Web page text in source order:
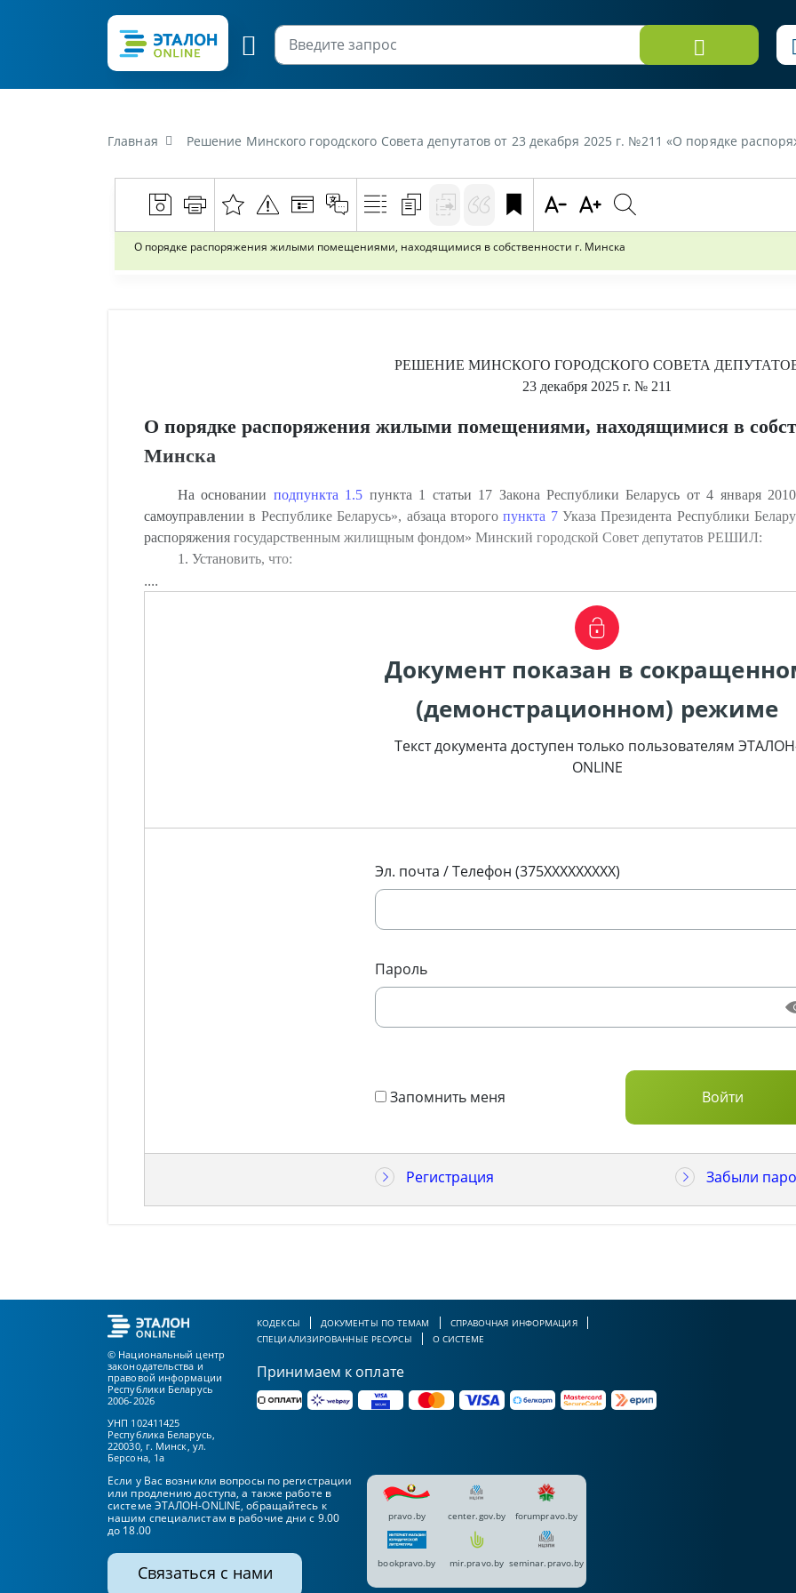
Главная Решение Минского городского Совета депутатов от 23 декабря 2025 г. №211 «О порядке распоряжения жилыми
О порядке распоряжения жилыми помещениями, находящимися в собственности г. Минска
РЕШЕНИЕ МИНСКОГО ГОРОДСКОГО СОВЕТА
23 декабря 2025 г. № 211
О порядке распоряжения жилыми помещениями, находящимися в
Минска
На основании подпункта 1.5 пункта 1 статьи 17 Закона Республики Беларусь от 4 января
самоуправлении в Республике Беларусь», абзаца второгопункта 7Указа Президента Республики
распоряжения государственным жилищным фондом» Минский городской Совет депутатов РЕШИЛ:
1. Установить, что:
....
Документ показан в
(демонстрационном) режиме
Текст документа доступен только пользователям
ONLINE
Эл. почта / Телефон (375XXXXXXXXX)
Пароль
Запомнить меня
Регистрация Забыли
© Национальный центр
законодательства и
правовой информации
Республики Беларусь
2006-2026
УНП 102411425
Республика Беларусь,
220030, г. Минск, ул.
Берсона, 1а
КОДЕКСЫ ДОКУМЕНТЫ ПО ТЕМАМ
СПРАВОЧНАЯ ИНФОРМАЦИЯ
СПЕЦИАЛИЗИРОВАННЫЕ РЕСУРСЫ
О СИСТЕМЕ
Принимаем к оплате
Если у Вас возникли вопросы по регистрации
или продлению доступа, а также работе в
системе ЭТАЛОН-ONLINE, обращайтесь к
нашим специалистам в рабочие дни с 9.00
до 18.00
Связаться с нами
pravo.by center.gov.by forumpravo.by
bookpravo.by mir.pravo.by seminar.pravo.by